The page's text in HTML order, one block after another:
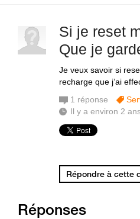
Si je reset
Que je
Je veux savoir si
recharge que j’ai
1 réponse
Il y a environ 2
Répondre à cette
Réponses